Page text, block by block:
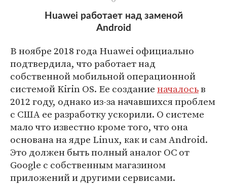
Huawei работает над заменой
Android
В ноябре 2018 года Huawei официально
подтвердила, что работает над
собственной мобильной операционной
системой Kirin OS. Ее созданиеначалосьв
2012 году, однако из-за начавшихся проблем
с США ее разработку ускорили. О системе
мало что известно кроме того, что она
основана на ядре Linux, как и сам Android.
Это должен быть полный аналог ОС от
Google с собственным магазином
приложений и другими сервисами.